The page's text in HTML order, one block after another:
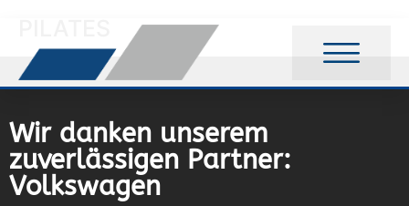
Wir danken unserem
zuverlässigen Partner:
Volkswagen